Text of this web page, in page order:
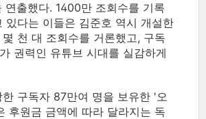
연출했다. 1400만 조회수를 기록
있다는 이들은 김준호 역시 개설한
천 대 조회수를 거론했고, 구독
권력인 유튜브 시대를 실감하게
구독자 87만여 명을 보유한 '오
후원금 금액에 따라 달라지는 독